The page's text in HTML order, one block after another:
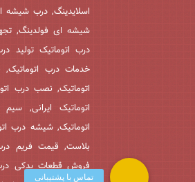
اسلایدینگ, درب
شیشه ای فولدینگ,
درب اتوماتیک تولید
خدمات درب
اتوماتیک, نصب درب
اتوماتیک ایرانی,
اتوماتیک, شیشه درب
بلاست, قیمت فریم
فروش قطعات یدکی